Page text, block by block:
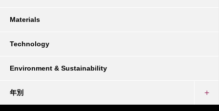
Materials
Technology
Environment & Sustainability
年別